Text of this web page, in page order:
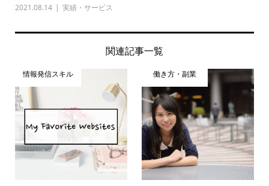
2021.08.14 実績・サービス
関連記事一覧
情報発信スキル 働き方・副業